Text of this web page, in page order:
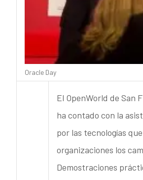
Oracle Day
El OpenWorld de San
ha contado con la
por las tecnologías
organizaciones los
Demostraciones